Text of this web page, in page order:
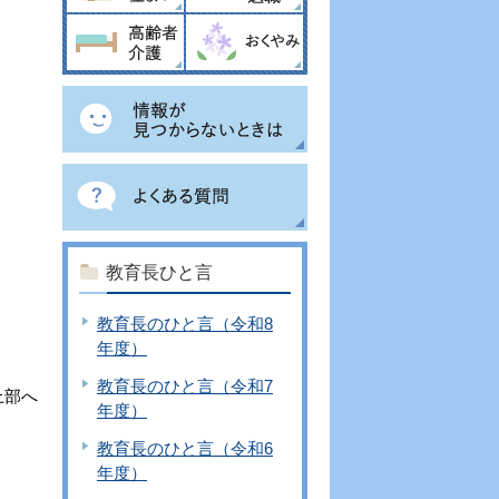
部へ
教育長ひと言
教育長のひと言（令和8
年度）
教育長のひと言（令和7
年度）
教育長のひと言（令和6
年度）